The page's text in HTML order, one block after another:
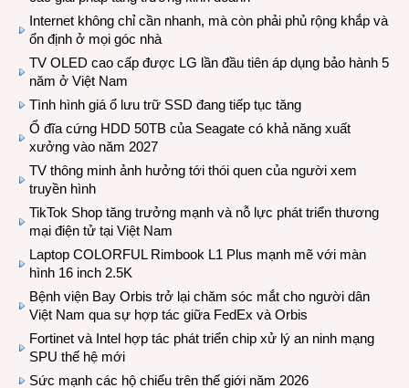
Internet không chỉ cần nhanh, mà còn phải phủ rộng khắp và
ổn định ở mọi góc nhà
TV OLED cao cấp được LG lần đầu tiên áp dụng bảo hành 5
năm ở Việt Nam
Tình hình giá ổ lưu trữ SSD đang tiếp tục tăng
Ổ đĩa cứng HDD 50TB của Seagate có khả năng xuất
xưởng vào năm 2027
TV thông minh ảnh hưởng tới thói quen của người xem
truyền hình
TikTok Shop tăng trưởng mạnh và nỗ lực phát triển thương
mại điện tử tại Việt Nam
Laptop COLORFUL Rimbook L1 Plus mạnh mẽ với màn
hình 16 inch 2.5K
Bệnh viện Bay Orbis trở lại chăm sóc mắt cho người dân
Việt Nam qua sự hợp tác giữa FedEx và Orbis
Fortinet và Intel hợp tác phát triển chip xử lý an ninh mạng
SPU thế hệ mới
Sức mạnh các hộ chiếu trên thế giới năm 2026